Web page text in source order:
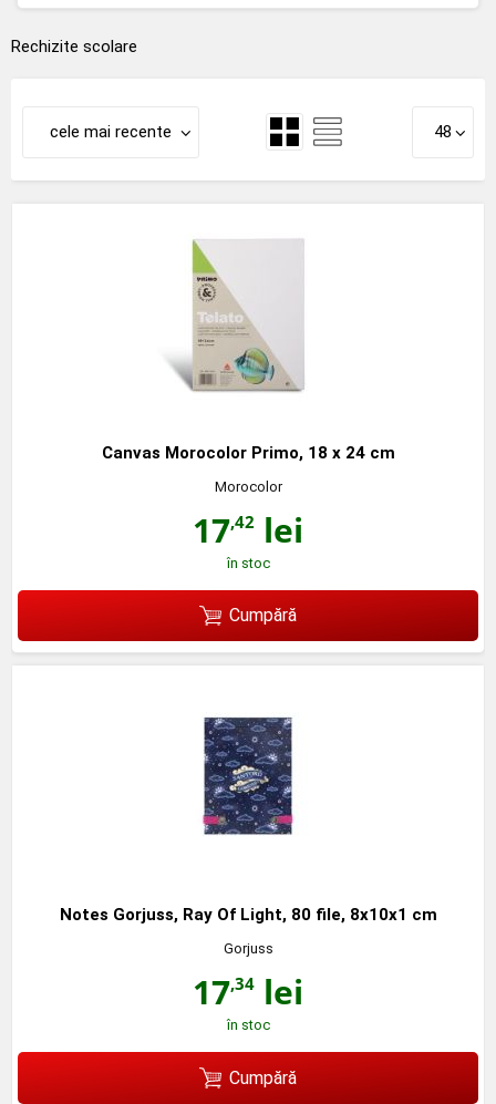
Rechizite scolare
cele mai recente 48
Canvas Morocolor Primo, 18 x 24 cm
Morocolor
17,42 lei
în stoc
Cumpără
Notes Gorjuss, Ray Of Light, 80 file, 8x10x1 cm
Gorjuss
17,34 lei
în stoc
Cumpără